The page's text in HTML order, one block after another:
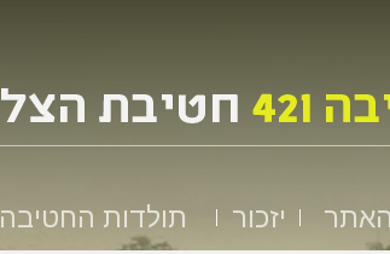
יזכור תולדות החטיבה